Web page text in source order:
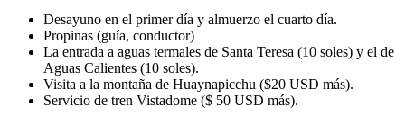
Desayuno en el primer día y almuerzo el cuarto día.
Propinas (guía, conductor)
La entrada a aguas termales de Santa Teresa (10 soles) y el de
Aguas Calientes (10 soles).
Visita a la montaña de Huaynapicchu ($20 USD más).
Servicio de tren Vistadome ($ 50 USD más).